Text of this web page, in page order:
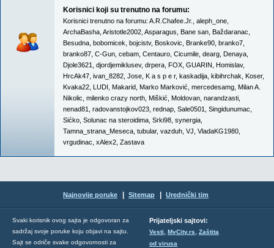
Korisnici koji su trenutno na forumu:
Korisnici trenutno na forumu: A.R.Chafee.Jr. aleph_one
ArchaBasha Aristotle2002 Asparagus Bane san Baždaranac
Besudna bobomicek bojcistv, Boskovic Branke90 branko7
branko87 C-Gun cebam Centauro Cicumile dearg Denaya
Djole3621
djordjemiklusev, drpera FOX GUARIN Homislav,
HrcAk47 ivan_8282 Jose K a s p e r, kaskadija kibihrchak Koser,
Kvaka22 LUDI Makarid Marko Marković mercedesamg Milan A.
Nikolic milenko crazy north Miškić Moldovan narandzasti
nenad81
radovanstojkov023 rednap Sale0501 Singidunumac
Sićko Solunac na steroidima Srki98 synergia
Tamna_strana_Meseca tubular, vazduh VJ VladaKG1980
vrgudinac xAlex2 Zastava
Najnovije poruke Sitemap Urednički tim
Svaki korisnik ovog sajta je odgovoran za
sadržaj svoje poruke koju objavi na sajtu.
Sajt se odriče svake odgovornosti za
Prijateljski sajtovi:
Vesti, MyCity.rs, Zaštita
od virusa